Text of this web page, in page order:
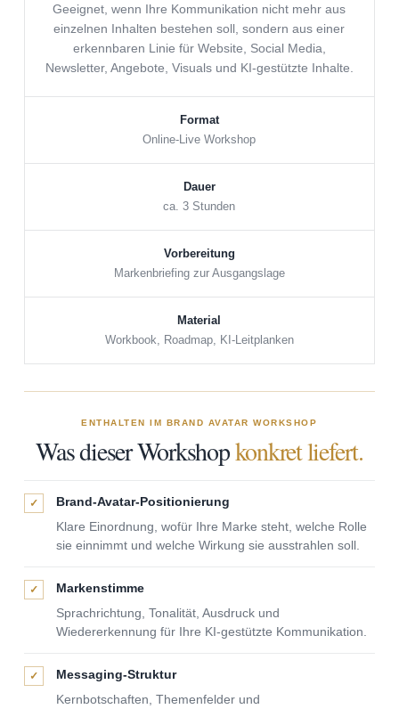
Geeignet, wenn Ihre Kommunikation nicht mehr aus
einzelnen Inhalten bestehen soll, sondern aus einer
erkennbaren Linie für Website, Social Media,
Newsletter, Angebote, Visuals und KI-gestützte Inhalte.
Format
Online-Live Workshop
Dauer
ca. 3 Stunden
Vorbereitung
Markenbriefing zur Ausgangslage
Material
Workbook, Roadmap, KI-Leitplanken
ENTHALTEN IM BRAND AVATAR WORKSHOP
Was dieser Workshopkonkret liefert.
✓
Brand-Avatar-Positionierung
Klare Einordnung, wofür Ihre Marke steht, welche Rolle
sie einnimmt und welche Wirkung sie ausstrahlen soll.
✓
Markenstimme
Sprachrichtung, Tonalität, Ausdruck und
Wiedererkennung für Ihre KI-gestützte Kommunikation.
✓
Messaging-Struktur
Kernbotschaften, Themenfelder und